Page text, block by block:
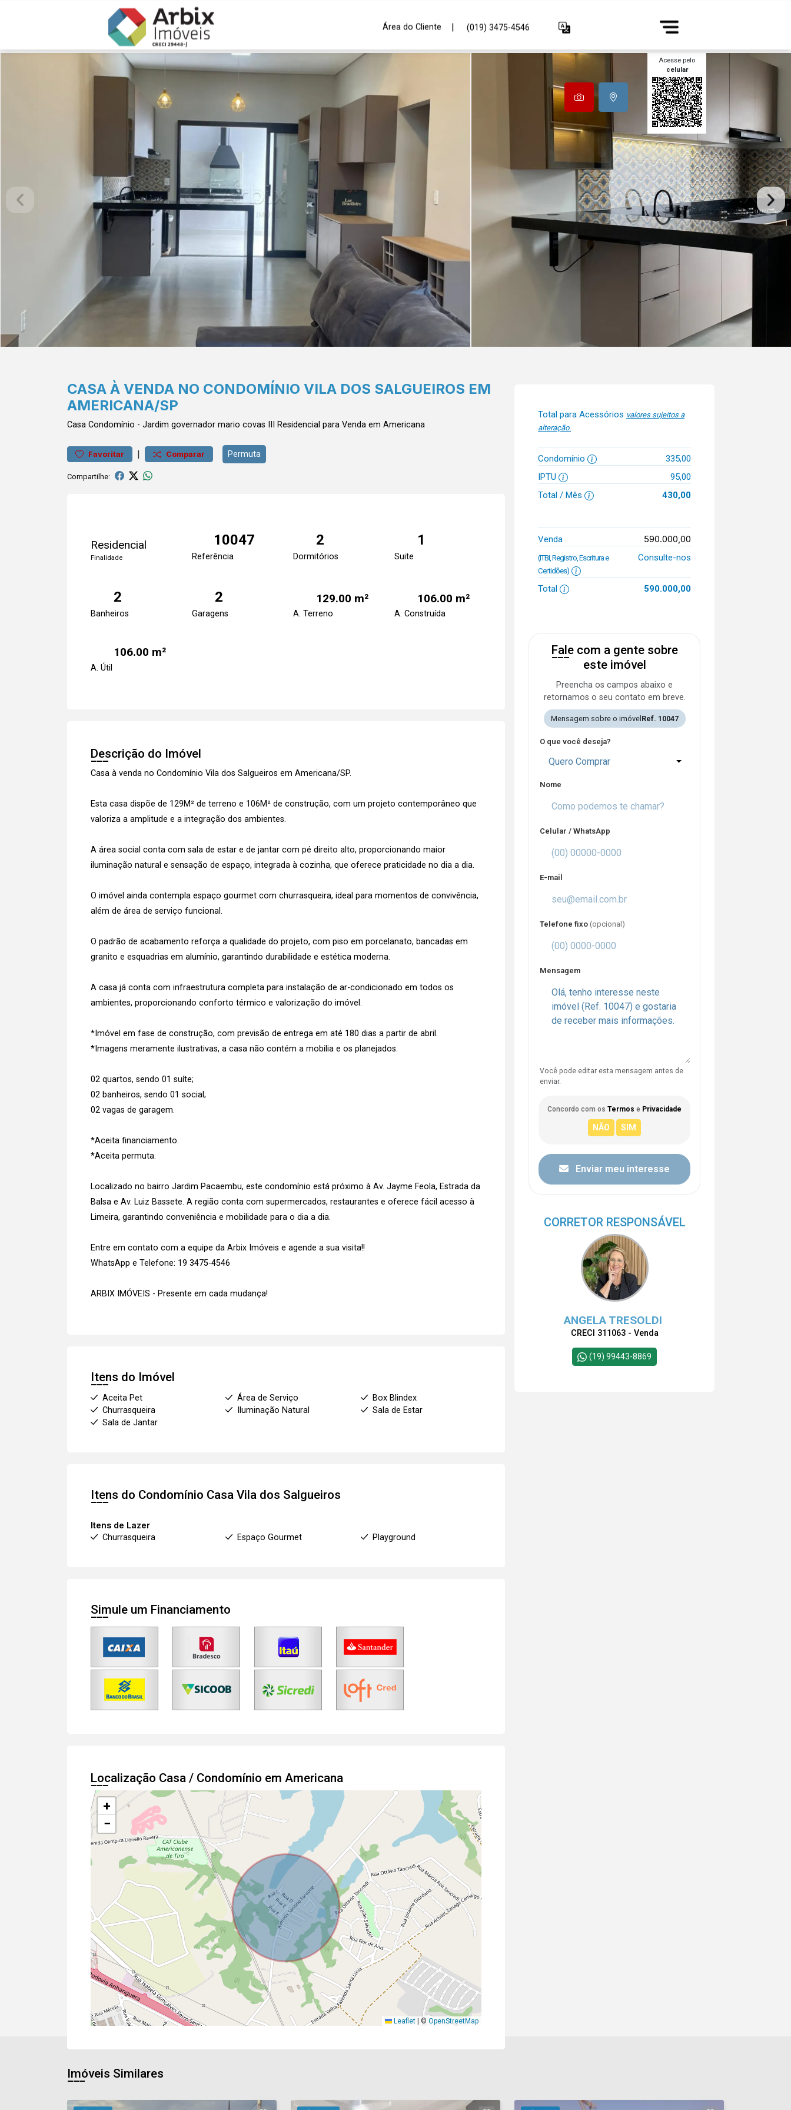
Área do Cliente | (019) 3475-4546
Acesse pelo
celular
CASA À VENDA NO CONDOMÍNIO VILA DOS SALGUEIROS EM
AMERICANA/SP
Casa Condomínio - Jardim governador mario covas III Residencial para Venda em Americana
Favoritar | Comparar Permuta
Compartilhe:
Residencial
Finalidade
10047
Referência
2
Dormitórios
1
Suite
2
Banheiros
2
Garagens
129.00 m²
A. Terreno
106.00 m²
A. Construída
106.00 m²
A. Útil
Descrição do Imóvel
Casa à venda no Condomínio Vila dos Salgueiros em Americana/SP.
Esta casa dispõe de 129M² de terreno e 106M² de construção, com um projeto contemporâneo que
valoriza a amplitude e a integração dos ambientes.
A área social conta com sala de estar e de jantar com pé direito alto, proporcionando maior
iluminação natural e sensação de espaço, integrada à cozinha, que oferece praticidade no dia a dia.
O imóvel ainda contempla espaço gourmet com churrasqueira, ideal para momentos de convivência,
além de área de serviço funcional.
O padrão de acabamento reforça a qualidade do projeto, com piso em porcelanato, bancadas em
granito e esquadrias em alumínio, garantindo durabilidade e estética moderna.
A casa já conta com infraestrutura completa para instalação de ar-condicionado em todos os
ambientes, proporcionando conforto térmico e valorização do imóvel.
*Imóvel em fase de construção, com previsão de entrega em até 180 dias a partir de abril.
*Imagens meramente ilustrativas, a casa não contém a mobilia e os planejados.
02 quartos, sendo 01 suíte;
02 banheiros, sendo 01 social;
02 vagas de garagem.
*Aceita financiamento.
*Aceita permuta.
Localizado no bairro Jardim Pacaembu, este condomínio está próximo à Av. Jayme Feola, Estrada da
Balsa e Av. Luiz Bassete. A região conta com supermercados, restaurantes e oferece fácil acesso à
Limeira, garantindo conveniência e mobilidade para o dia a dia.
Entre em contato com a equipe da Arbix Imóveis e agende a sua visita!!
WhatsApp e Telefone: 19 3475-4546
ARBIX IMÓVEIS - Presente em cada mudança!
Itens do Imóvel
Aceita Pet Área de Serviço
Box Blindex
Churrasqueira
Iluminação Natural
Sala de Estar
Sala de Jantar
Itens do Condomínio Casa Vila dos Salgueiros
Itens de Lazer
Churrasqueira
Espaço Gourmet Playground
Simule um Financiamento
Localização Casa / Condomínio em Americana
+
−
Leaflet | © OpenStreetMap
Total para Acessórios valores sujeitos a
alteração.
Condomínio
335,00
IPTU
95,00
Total / Mês
430,00
Venda 590.000,00
(ITBI, Registro, Escritura e
Certidões)
Consulte-nos
Total 590.000,00
Fale com a gente sobre
este imóvel
Preencha os campos abaixo e
retornamos o seu contato em breve.
Mensagem sobre o imóvel Ref. 10047
O que você deseja?
Quero Comprar
Nome
Celular / WhatsApp
E-mail
Telefone fixo (opcional)
Mensagem
Você pode editar esta mensagem antes de
enviar.
Concordo com os Termos e Privacidade
Enviar meu interesse
CORRETOR RESPONSÁVEL
ANGELA TRESOLDI
CRECI 311063 - Venda
(19) 99443-8869
Imóveis Similares